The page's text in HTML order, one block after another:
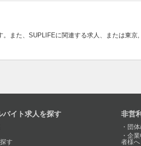
また、SUPLIFEに関連する求人、または東京
バイト求人を探す
す
非営
団
企
者様へ